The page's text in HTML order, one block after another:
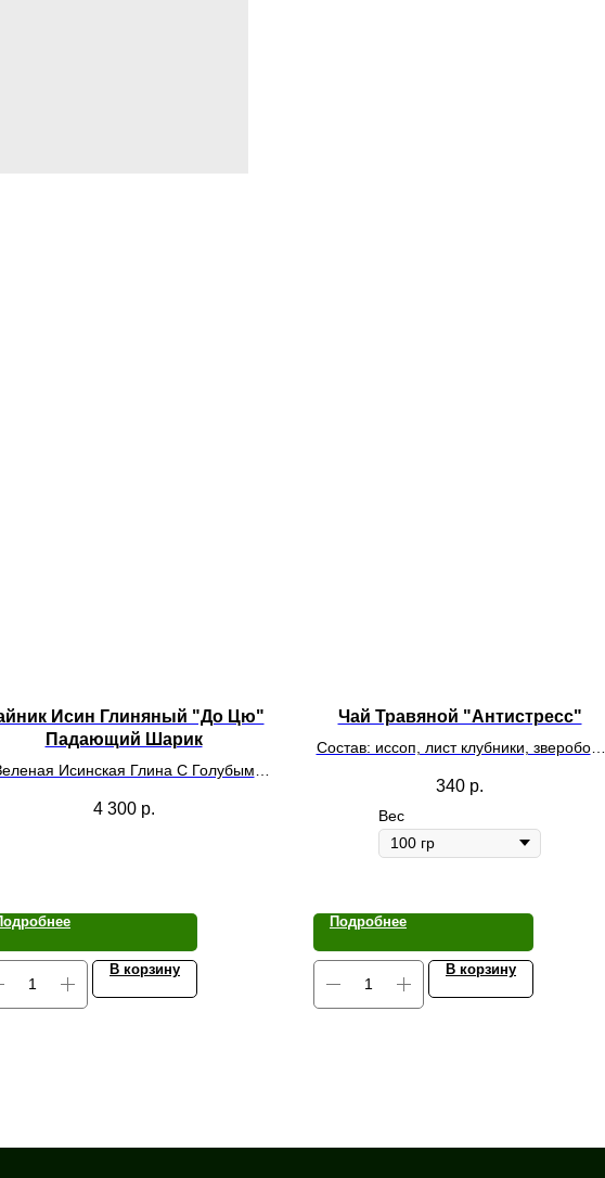
Исин Глиняный "До Цю"
Падающий Шарик
Исинская Глина С Голубым
4 300 р.
В корзину
Чай Травяной "Антистресс"
Состав: иссоп, лист клубники, зверобой,
340 р.
Вес
Подробнее
В корзину